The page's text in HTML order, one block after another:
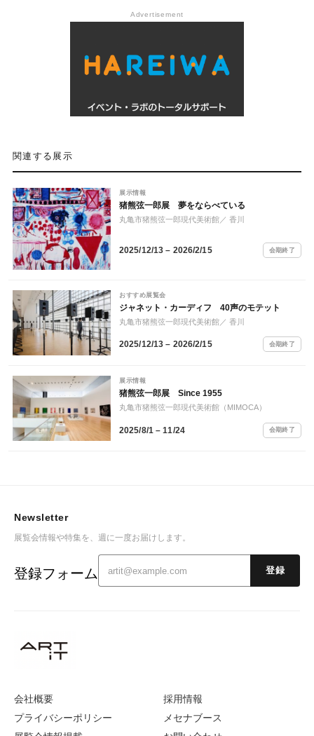
Advertisement
関連する展示
展示情報
猪熊弦一郎展 夢をならべている
丸亀市猪熊弦一郎現代美術館 ／ 香川
2025/12/13 – 2026/2/15 会期終了
おすすめ展覧会
ジャネット・カーディフ 40声のモテット
丸亀市猪熊弦一郎現代美術館 ／ 香川
2025/12/13 – 2026/2/15 会期終了
展示情報
猪熊弦一郎展 Since 1955
丸亀市猪熊弦一郎現代美術館（MIMOCA）
2025/8/1 – 11/24 会期終了
会社概要
プライバシーポリシー
採用情報
メセナブース
Newsletter
展覧会情報や特集を、週に一度お届けします。
登録フォーム 登録